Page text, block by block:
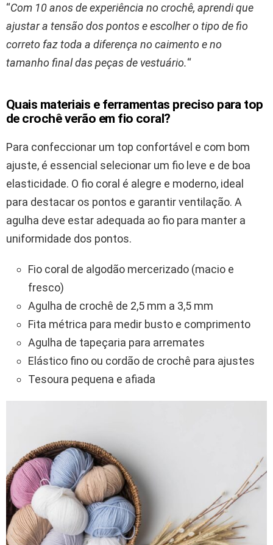
“Com 10 anos de experiência no crochê, aprendi que
ajustar a tensão dos pontos e escolher o tipo de fio
correto faz toda a diferença no caimento e no
tamanho final das peças de vestuário.“
Quais materiais e ferramentas preciso para top
de crochê verão em fio coral?
Para confeccionar um top confortável e com bom
ajuste, é essencial selecionar um fio leve e de boa
elasticidade. O fio coral é alegre e moderno, ideal
para destacar os pontos e garantir ventilação. A
agulha deve estar adequada ao fio para manter a
uniformidade dos pontos.
Fio coral de algodão mercerizado (macio e
fresco)
Agulha de crochê de 2,5 mm a 3,5 mm
Fita métrica para medir busto e comprimento
Agulha de tapeçaria para arremates
Elástico fino ou cordão de crochê para ajustes
Tesoura pequena e afiada